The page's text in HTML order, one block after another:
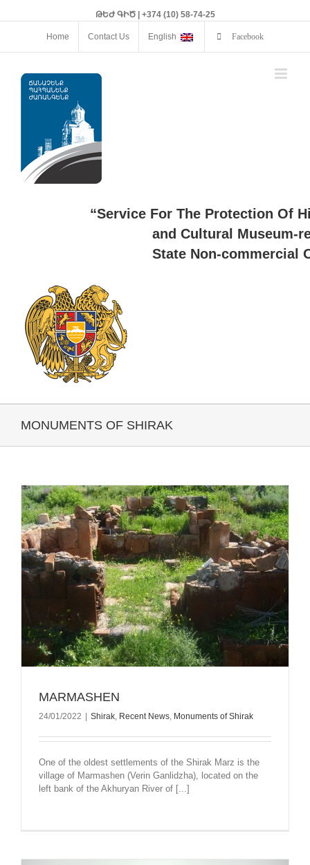
ԹԵԺ ԳԻԾ | +374 (10) 58-74-25
Home Contact Us English Facebook
“Service For The Protection Of
and Cultural Museum-
State Non-commercial
MONUMENTS OF SHIRAK
MARMASHEN
24/01/2022 Shirak, Recent News, Monuments of Shirak
One of the oldest settlements of the Shirak Marz is the
village of Marmashen (Verin Ganlidzha), located on the
left bank of the Akhuryan River of [...]